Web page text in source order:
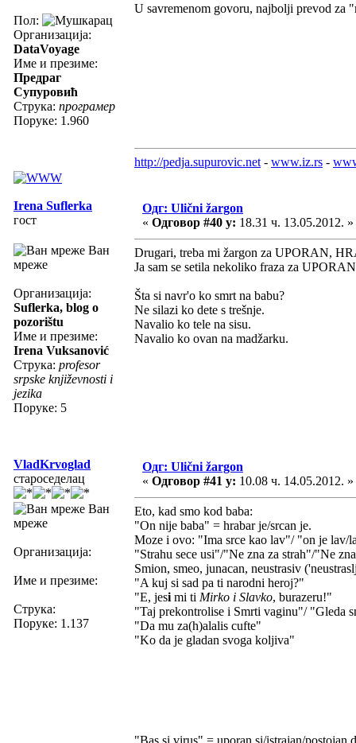
Пол:
Организација:
DataVoyage
Име и презиме:
Предраг
Супуровић
Струка: програмер
Поруке: 1.960
U savremenom govoru, najbolji prevod
http://pedja.supurovic.net - www.iz.rs -
Irena Suflerka
гост
Ван
мреже
Организација:
Suflerka, blog o
pozorištu
Име и презиме:
Irena Vuksanović
Струка: profesor
srpske književnosti i
jezika
Поруке: 5
Одг: Ulični žargon
« Одговор #40 у: 18.31 ч. 13.05.2012. »
Drugari, treba mi žargon za UPORAN,
Ja sam se setila nekoliko fraza za
Šta si navr'o ko smrt na babu?
Ne silazi ko dete s trešnje.
Navalio ko tele na sisu.
Navalio ko ovan na madžarku.
VladKrvoglad
староседелац
Ван
мреже
Организација:
Име и презиме:
Струка:
Поруке: 1.137
Одг: Ulični žargon
« Одговор #41 у: 10.08 ч. 14.05.2012. »
Eto, kad smo kod baba:
"On nije baba" = hrabar je/srcan je.
Moze i ovo: "Ima srce kao lav"/ "on je lav/
"Strahu sece usi"/"Ne zna za strah"/"Ne
Smion, smeo, junacan, neustrasiv
"A kuj si sad pa ti narodni heroj?"
"E, jesi mi ti Mirko i Slavko, burazeru!"
"Taj prekontrolise i Smrti vaginu"/ "Gleda
"Da mu za(h)alalis cufte"
"Ko da je gladan svoga koljiva"
"Bas si virus" = uporan si/istrajan/postojan